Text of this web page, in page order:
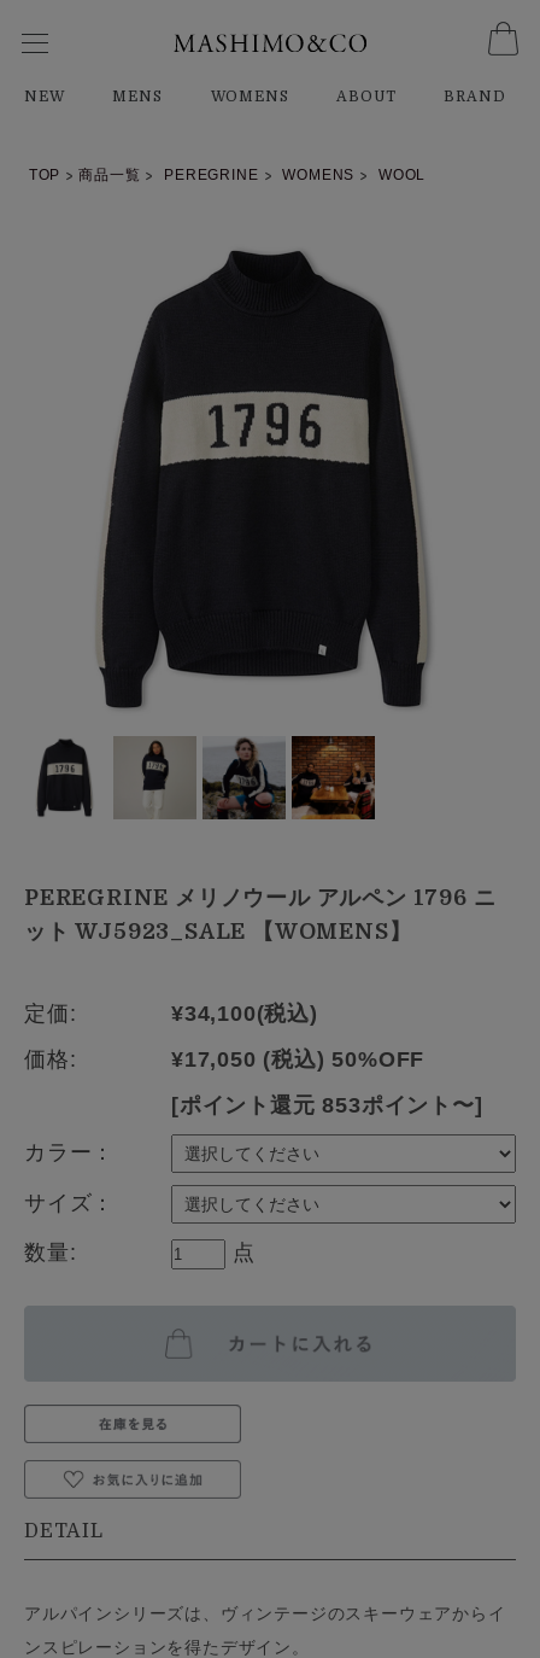
NEW MENS WOMENS ABOUT BRAND
TOP 商品一覧 PEREGRINE WOMENS WOOL
PEREGRINE メリノウール アルペン 1796 ニ
ット WJ5923_SALE 【WOMENS】
定価: ¥34,100(税込)
価格:
¥17,050 (税込) 50%OFF
[ポイント還元 853ポイント〜]
カラー：
サイズ：
数量: 点
DETAIL
アルパインシリーズは、ヴィンテージのスキーウェアからイ
ンスピレーションを得たデザイン。